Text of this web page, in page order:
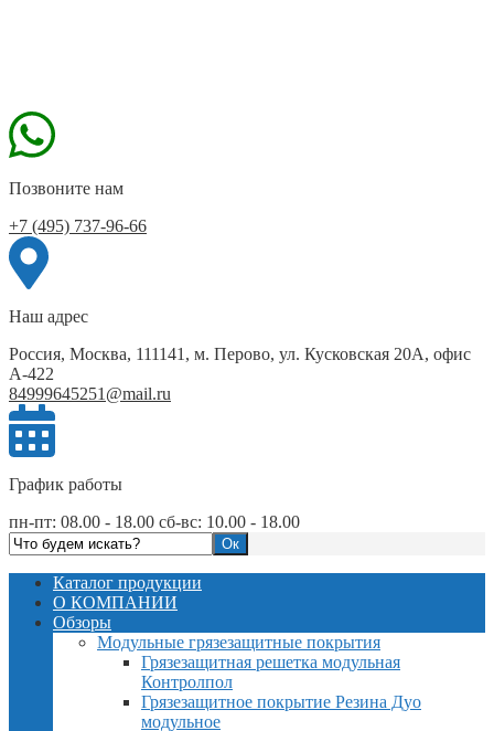
Позвоните нам
+7 (495) 737-96-66
Наш адрес
Россия, Москва, 111141, м. Перово, ул. Кусковская 20А, офис
А-422
84999645251@mail.ru
График работы
пн-пт: 08.00 - 18.00 сб-вс: 10.00 - 18.00
Каталог продукции
О КОМПАНИИ
Обзоры
Модульные грязезащитные покрытия
Грязезащитная решетка модульная
Контролпол
Грязезащитное покрытие Резина Дуо
модульное